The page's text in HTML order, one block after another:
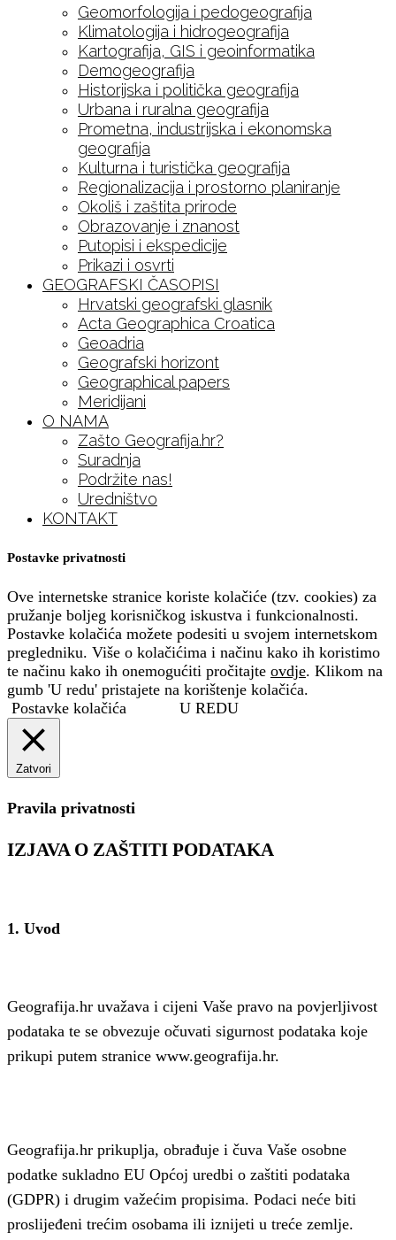
Geomorfologija i pedogeografija
Klimatologija i hidrogeografija
Kartografija, GIS i geoinformatika
Demogeografija
Historijska i politička geografija
Urbana i ruralna geografija
Prometna, industrijska i ekonomska
geografija
Kulturna i turistička geografija
Regionalizacija i prostorno planiranje
Okoliš i zaštita prirode
Obrazovanje i znanost
Putopisi i ekspedicije
Prikazi i osvrti
GEOGRAFSKI ČASOPISI
Hrvatski geografski glasnik
Acta Geographica Croatica
Geoadria
Geografski horizont
Geographical papers
Meridijani
O NAMA
Zašto Geografija.hr?
Suradnja
Podržite nas!
Uredništvo
KONTAKT
Postavke privatnosti
Ove internetske stranice koriste kolačiće (tzv. cookies) za
pružanje boljeg korisničkog iskustva i funkcionalnosti.
Postavke kolačića možete podesiti u svojem internetskom
pregledniku. Više o kolačićima i načinu kako ih koristimo
te načinu kako ih onemogućiti pročitajte ovdje. Klikom na
gumb 'U redu' pristajete na korištenje kolačića.
Postavke kolačića
U REDU
Zatvori
Pravila privatnosti
IZJAVA O ZAŠTITI PODATAKA
1. Uvod
Geografija.hr uvažava i cijeni Vaše pravo na povjerljivost
podataka te se obvezuje očuvati sigurnost podataka koje
prikupi putem stranice www.geografija.hr.
Geografija.hr prikuplja, obrađuje i čuva Vaše osobne
podatke sukladno EU Općoj uredbi o zaštiti podataka
(GDPR) i drugim važećim propisima. Podaci neće biti
proslijeđeni trećim osobama ili iznijeti u treće zemlje.